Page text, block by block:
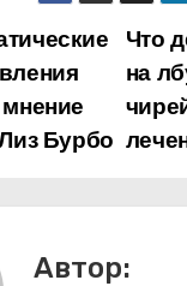
Что
на
Бурбо
Автор: